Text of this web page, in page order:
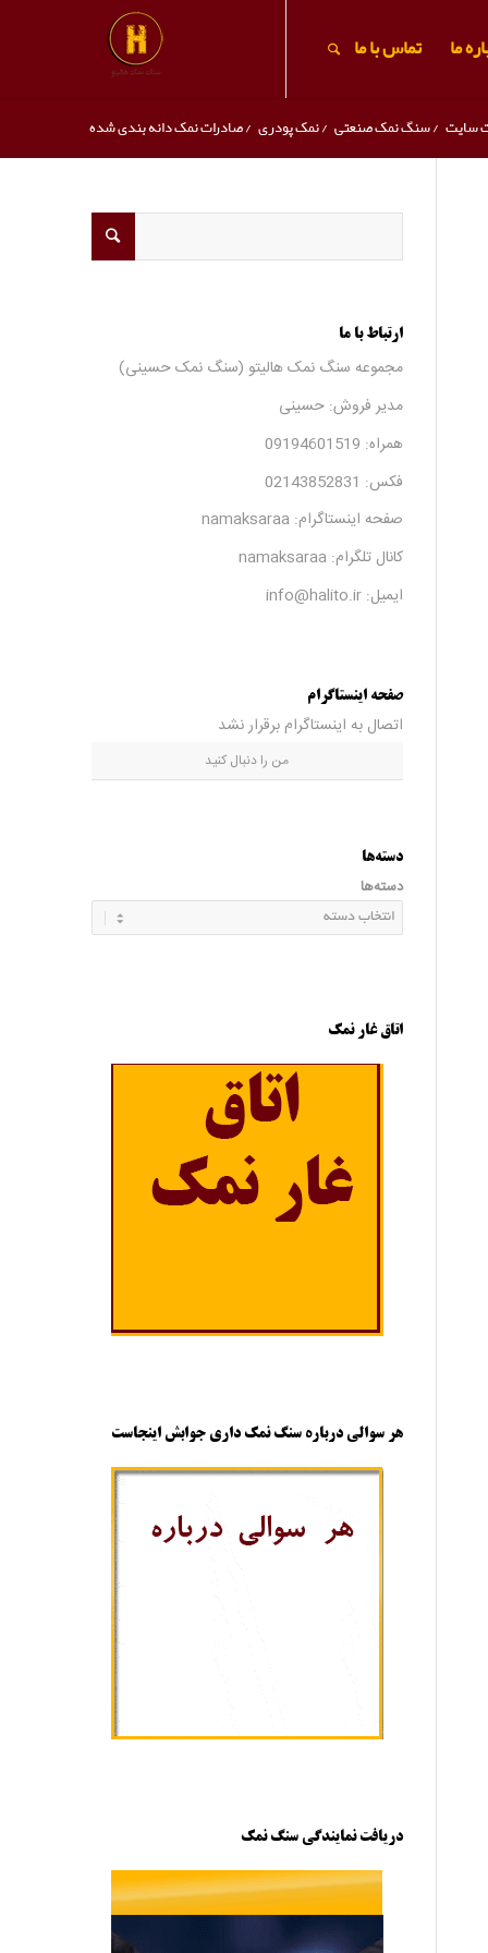
ما تماس با ما
سایت /سنگ نمک صنعتی /نمک پودری /صادرات نمک دانه بندی شده
ارتباط با ما
مجموعه سنگ نمک هالیتو (سنگ نمک حسینی)
مدیر فروش: حسینی
همراه: 09194601519
فکس: 02143852831
صفحه اینستاگرام: namaksaraa
کانال تلگرام: namaksaraa
ایمیل: info@halito.ir
صفحه اینستاگرام
اتصال به اینستاگرام برقرار نشد
من را دنبال کنید
دسته‌ها
دسته‌ها
اتاق غار نمک
هر سوالی درباره سنگ نمک داری جوابش اینجاست
دریافت نمایندگی سنگ نمک